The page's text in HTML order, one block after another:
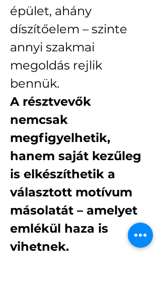
épület, ahány
díszítőelem – szinte
annyi szakmai
megoldás rejlik
bennük.
A résztvevők
nemcsak
megfigyelhetik,
hanem saját kezűleg
is elkészíthetik a
választott motívum
másolatát – amelyet
emlékül haza is
vihetnek.